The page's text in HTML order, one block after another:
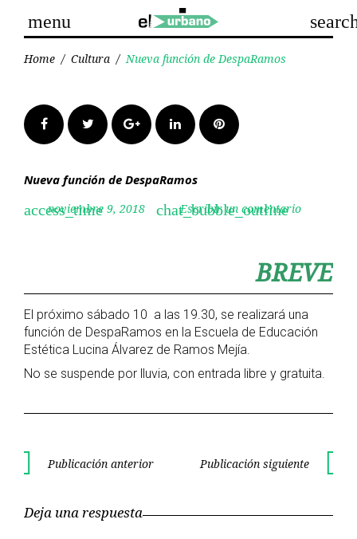
content
menu
Home / Cultura / Nueva función de DespaRamos
FacebookTwitter Google+LinkedInPinterest
Nueva función de DespaRamos
access_time
noviembre 9, 2018 chat_bubble_outline
Escribir un comentario
BREVE
El próximo sábado 10 a las 19.30, se realizará una
función de DespaRamos en la Escuela de Educación
Estética Lucina Álvarez de Ramos Mejía.
No se suspende por lluvia, con entrada libre y gratuita.
Navegación
entradas
Publicación anterior Publicación siguiente
Deja una respuesta